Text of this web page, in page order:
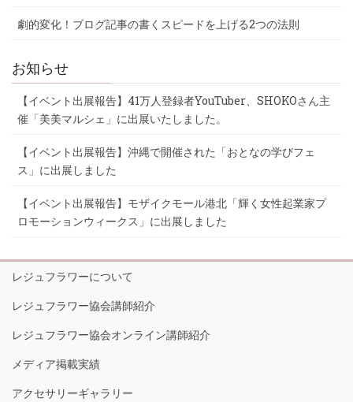
劇的変化！ブログ記事の書くスピードを上げる2つの法則
お知らせ
【イベント出展報告】41万人登録者YouTuber、SHOKOさん主
催「美美マルシェ」に出展いたしました。
【イベント出展報告】沖縄で開催された「おとなの学びフェ
ス」に出展しました
【イベント出展報告】モザイクモール港北「輝く女性起業家プ
ロモーションウィークス」に出展しました
レジュフラワーについて
レジュフラワー協会講師紹介
レジュフラワー協会オンライン講師紹介
メディア掲載実績
アクセサリーギャラリー